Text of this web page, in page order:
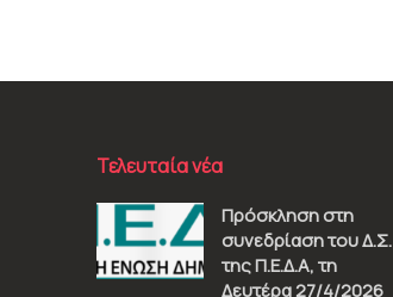
Τελευταία νέα
Πρόσκληση στη
συνεδρίαση του Δ.Σ.
της Π.Ε.Δ.Α, τη
Δευτέρα 27/4/2026